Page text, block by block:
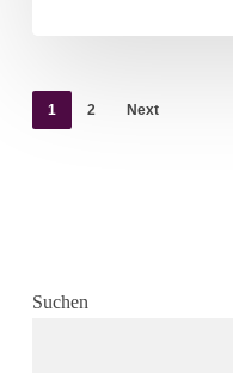
1 2 Next
Suchen